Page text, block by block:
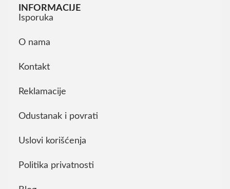
INFORMACIJE
Isporuka
O nama
Kontakt
Reklamacije
Odustanak i povrati
Uslovi korišćenja
Politika privatnosti